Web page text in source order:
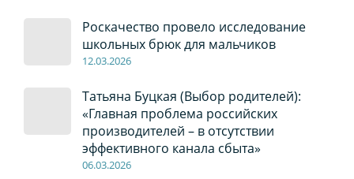
Роскачество провело исследование
школьных брюк для мальчиков
12.03.2026
Татьяна Буцкая (Выбор родителей):
«Главная проблема российских
производителей – в отсутствии
эффективного канала сбыта»
06.03.2026